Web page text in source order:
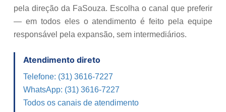
pela direção da FaSouza. Escolha o canal que preferir
— em todos eles o atendimento é feito pela equipe
responsável pela expansão, sem intermediários.
Atendimento direto
Telefone: (31) 3616-7227
WhatsApp: (31) 3616-7227
Todos os canais de atendimento